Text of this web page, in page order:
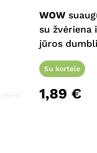
WOW
su žvėriena
jūros
Su kortele
1,89 €